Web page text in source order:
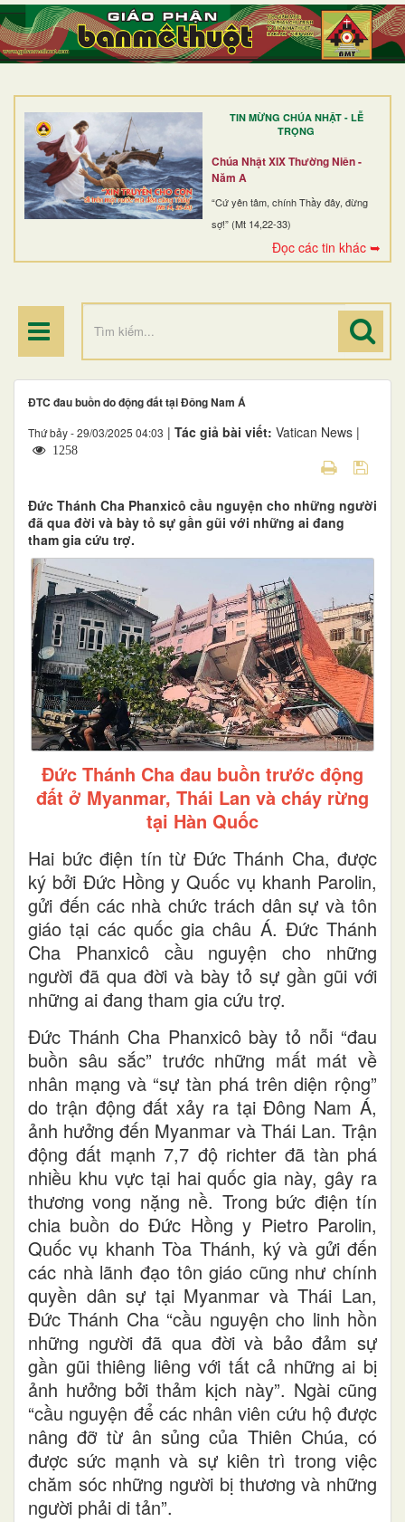
TIN MỪNG CHÚA NHẬT - LỄ
TRỌNG
Chúa Nhật XIX Thường Niên -
Năm A
“Cứ yên tâm, chính Thầy đây, đừng
sợ!” (Mt 14,22-33)
Đọc các tin khác ➥
TRANG NHẤT
GIỚI THIỆU
DÒNG TU
BAN MỤC VỤ
ĐOÀN THỂ CG
ĐIỂM HÀNH HƯƠNG
ĐTC đau buồn do động đất tại Đông Nam Á
Thứ bảy - 29/03/2025 04:03 | Tác giả bài viết: Vatican News |
1258
Đức Thánh Cha Phanxicô cầu nguyện cho những người
đã qua đời và bày tỏ sự gần gũi với những ai đang
tham gia cứu trợ.
Đức Thánh Cha đau buồn trước động
đất ở Myanmar, Thái Lan và cháy rừng
tại Hàn Quốc
Hai bức điện tín từ Đức Thánh Cha, được
ký bởi Đức Hồng y Quốc vụ khanh Parolin,
gửi đến các nhà chức trách dân sự và tôn
giáo tại các quốc gia châu Á. Đức Thánh
Cha Phanxicô cầu nguyện cho những
người đã qua đời và bày tỏ sự gần gũi với
những ai đang tham gia cứu trợ.
Đức Thánh Cha Phanxicô bày tỏ nỗi “đau
buồn sâu sắc” trước những mất mát về
nhân mạng và “sự tàn phá trên diện rộng”
do trận động đất xảy ra tại Đông Nam Á,
ảnh hưởng đến Myanmar và Thái Lan. Trận
động đất mạnh 7,7 độ richter đã tàn phá
nhiều khu vực tại hai quốc gia này, gây ra
thương vong nặng nề. Trong bức điện tín
chia buồn do Đức Hồng y Pietro Parolin,
Quốc vụ khanh Tòa Thánh, ký và gửi đến
các nhà lãnh đạo tôn giáo cũng như chính
quyền dân sự tại Myanmar và Thái Lan,
Đức Thánh Cha “cầu nguyện cho linh hồn
những người đã qua đời và bảo đảm sự
gần gũi thiêng liêng với tất cả những ai bị
ảnh hưởng bởi thảm kịch này”. Ngài cũng
“cầu nguyện để các nhân viên cứu hộ được
nâng đỡ từ ân sủng của Thiên Chúa, có
được sức mạnh và sự kiên trì trong việc
chăm sóc những người bị thương và những
người phải di tản”.